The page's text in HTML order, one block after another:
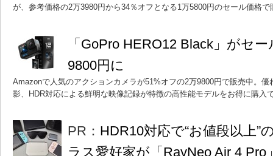
が、参考価格の2万3980円から34％オフとなる1万5800円のセール価格
「GoPro HERO12 Black」がセ
9800円に
Amazonで人気のアクションカメラが51%オフの2万9800円で販売中。
影、HDR対応による鮮明な映像記録が特徴の高性能モデルをお得に購入
PR： HDR10対応で“お値段以上
ラス愛好家が「RayNeo Air 4 Pro